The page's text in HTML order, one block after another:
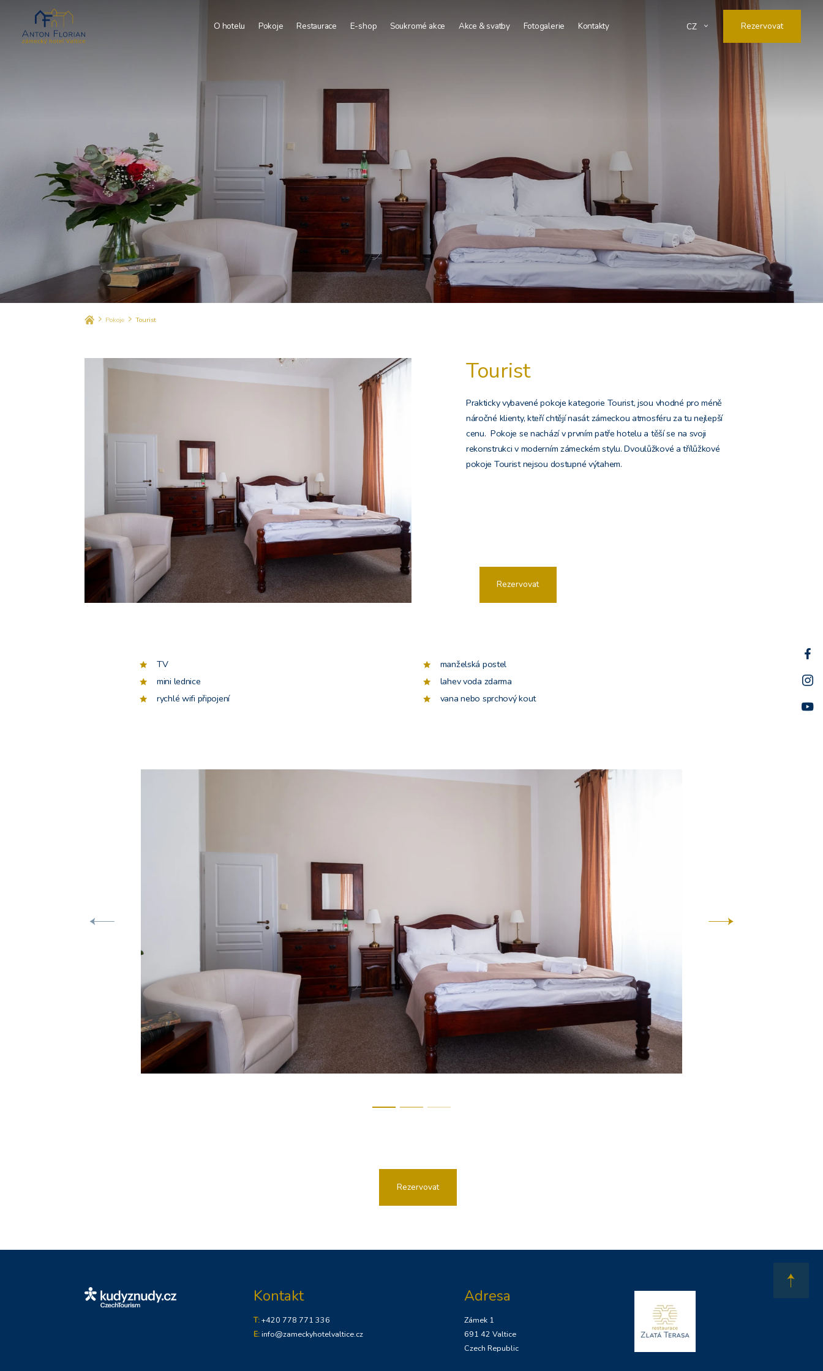
O hotelu
Pokoje
Restaurace E-shop Soukromé akce
Akce & svatby
Fotogalerie Kontakty CZ Rezervovat
Pokoje Tourist
Tourist
Prakticky vybavené pokoje kategorie Tourist, jsou vhodné pro méně
náročné klienty, kteří chtějí nasát zámeckou atmosféru za tu nejlepší
cenu. Pokoje se nachází v prvním patře hotelu a těší se na svoji
rekonstrukci v moderním zámeckém stylu. Dvoulůžkové a třílůžkové
pokoje Tourist nejsou dostupné výtahem.
Rezervovat
TV
mini lednice
rychlé wifi připojení
manželská postel
lahev voda zdarma
vana nebo sprchový kout
Rezervovat
Kontakt
T:+420 778 771 336
E:info@zameckyhotelvaltice.cz
Adresa
Zámek 1
691 42 Valtice
Czech Republic